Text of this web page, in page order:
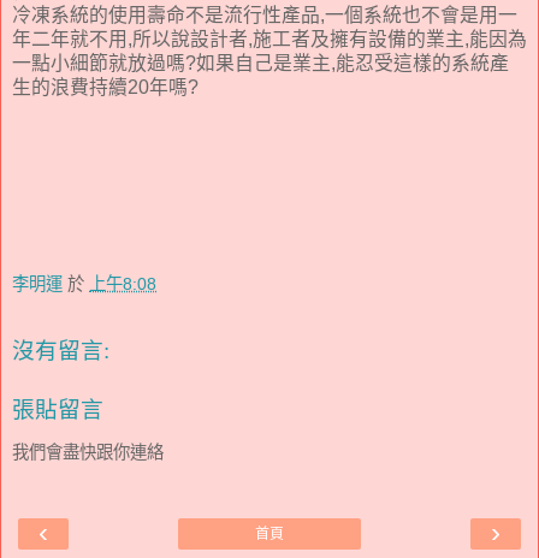
冷凍系統的使用壽命不是流行性產品,一個系統也不會是用一
年二年就不用,所以說設計者,施工者及擁有設備的業主,能因為
一點小細節就放過嗎?如果自己是業主,能忍受這樣的系統產
生的浪費持續20年嗎?
李明運 於 上午8:08
沒有留言:
張貼留言
我們會盡快跟你連絡
‹ ›
首頁